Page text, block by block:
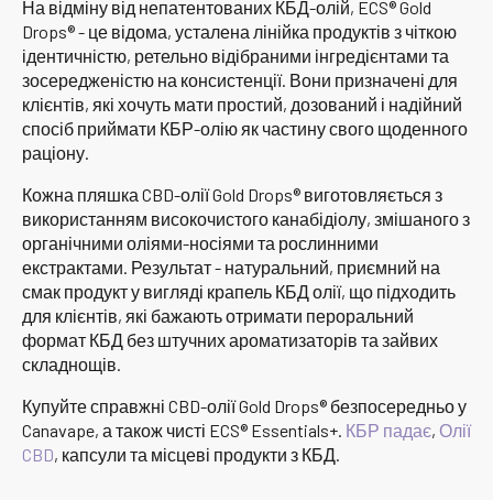
На відміну від непатентованих КБД-олій, ECS® Gold
Drops® - це відома, усталена лінійка продуктів з чіткою
ідентичністю, ретельно відібраними інгредієнтами та
зосередженістю на консистенції. Вони призначені для
клієнтів, які хочуть мати простий, дозований і надійний
спосіб приймати КБР-олію як частину свого щоденного
раціону.
Кожна пляшка CBD-олії Gold Drops® виготовляється з
використанням високочистого канабідіолу, змішаного з
органічними оліями-носіями та рослинними
екстрактами. Результат - натуральний, приємний на
смак продукт у вигляді крапель КБД олії, що підходить
для клієнтів, які бажають отримати пероральний
формат КБД без штучних ароматизаторів та зайвих
складнощів.
Купуйте справжні CBD-олії Gold Drops® безпосередньо у
Canavape, а також чисті ECS® Essentials+. КБР падає, Олії
CBD, капсули та місцеві продукти з КБД.